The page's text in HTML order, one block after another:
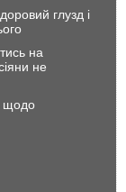
глузд і
на
не
щодо